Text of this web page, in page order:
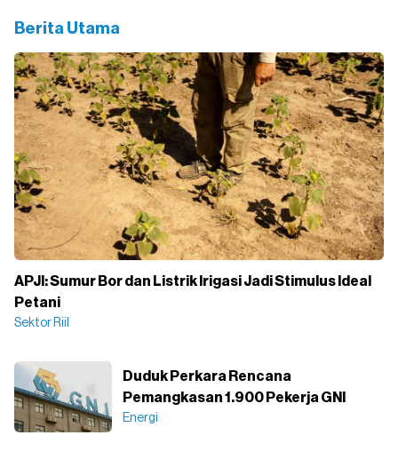
Berita Utama
APJI: Sumur Bor dan Listrik Irigasi Jadi Stimulus Ideal
Petani
Sektor Riil
Duduk Perkara Rencana
Pemangkasan 1.900 Pekerja GNI
Energi